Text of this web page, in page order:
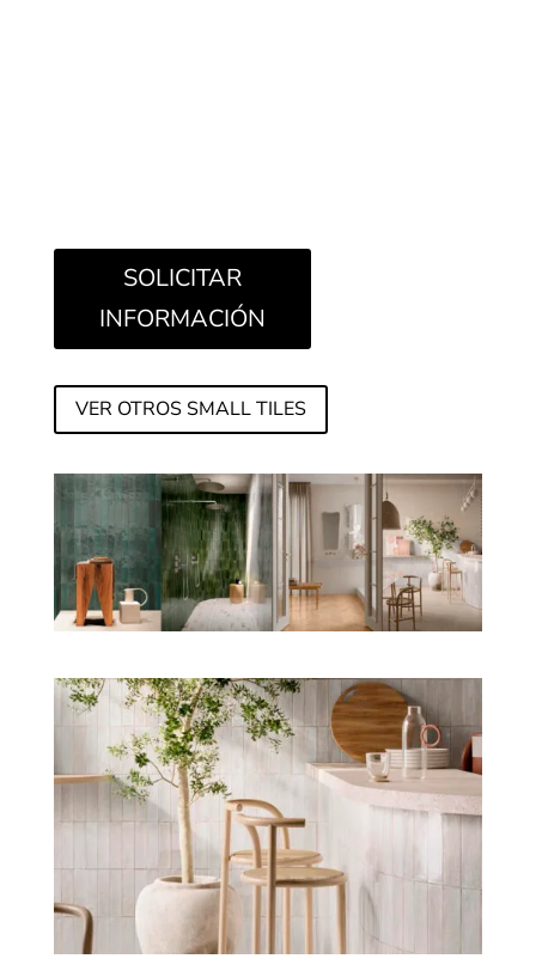
SOLICITAR
INFORMACIÓN
VER OTROS SMALL TILES